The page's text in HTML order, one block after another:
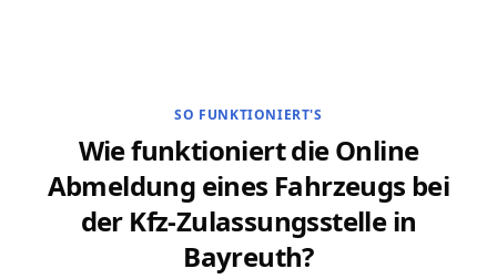
SO FUNKTIONIERT'S
Wie funktioniert die Online
Abmeldung eines Fahrzeugs bei
der Kfz-Zulassungsstelle in
Bayreuth?